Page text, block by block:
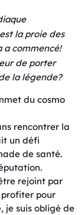
la proie des
a commencé!
de porter
la légende?
du cosmo
rencontrer la
un défi
de santé.
rejoint par
profiter pour
je suis obligé de